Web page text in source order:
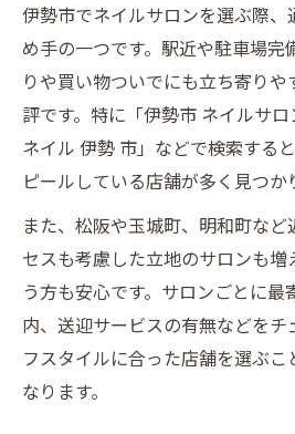
伊勢市でネイルサロンを選ぶ際
め手の一つです。駅近や駐車場完
りや買い物ついでにも立ち寄り
評です。特に「伊勢市 ネイルサ
ネイル 伊勢 市」などで検索する
ピールしている店舗が多く見つか
また、松阪や玉城町、明和町な
セスも考慮した立地のサロンも増
う方も安心です。サロンごとに
内、送迎サービスの有無などをチ
フスタイルに合った店舗を選ぶこ
なります。